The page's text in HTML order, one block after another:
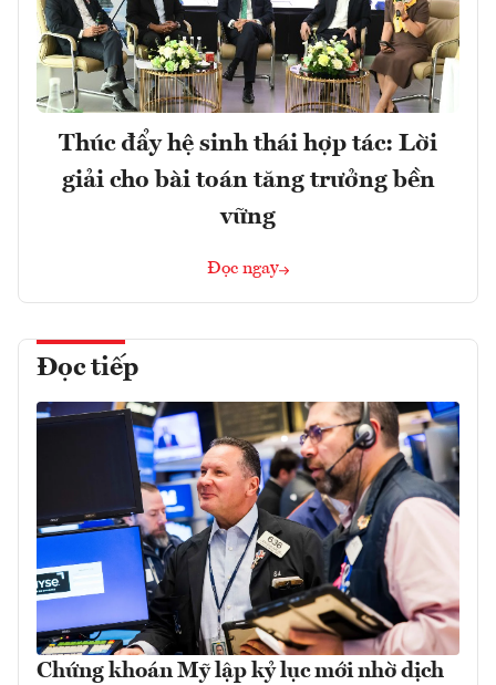
Thúc đẩy hệ sinh thái hợp tác: Lời
giải cho bài toán tăng trưởng bền
vững
Đọc ngay
Đọc tiếp
Chứng khoán Mỹ lập kỷ lục mới nhờ dịch